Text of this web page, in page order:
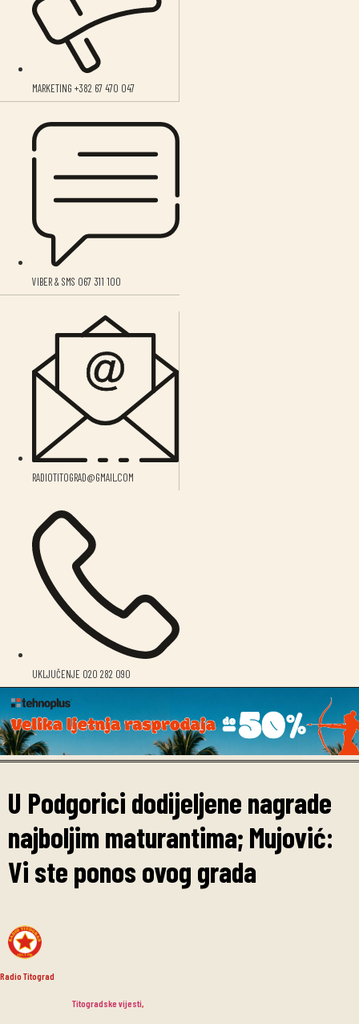
MARKETING +382 67 470 047
VIBER & SMS 067 311 100
RADIOTITOGRAD@GMAIL.COM
UKLJUČENJE 020 282 090
U Podgorici dodijeljene nagrade
najboljim maturantima; Mujović:
Vi ste ponos ovog grada
Radio Titograd
Titogradske vijesti,